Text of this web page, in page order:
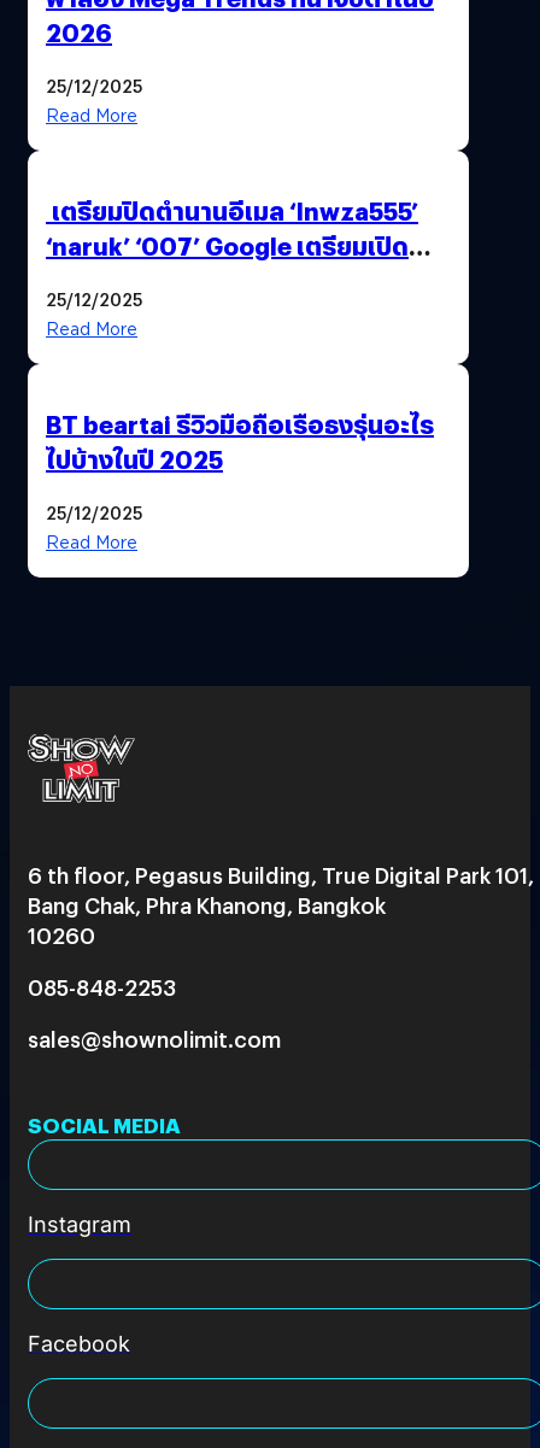
2026
25/12/2025
Read More
เตรียมปิดตำนานอีเมล ‘lnwza555’
‘naruk’ ‘007’ Google เตรียมเปิด
25/12/2025
Read More
BT beartai รีวิวมือถือเรือธงรุ่นอะไร
ไปบ้างในปี 2025
25/12/2025
Read More
6 th floor, Pegasus Building, True Digital Park 101,
Bang Chak, Phra Khanong, Bangkok
10260
085-848-2253
sales@shownolimit.com
SOCIAL MEDIA
Instagram
Facebook